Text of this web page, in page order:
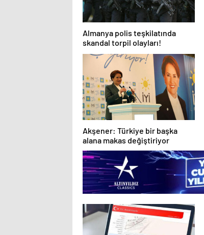
Almanya polis teşkilatında
skandal torpil olayları!
Akşener: Türkiye bir başka
alana makas değiştiriyor